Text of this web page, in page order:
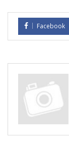
Facebook